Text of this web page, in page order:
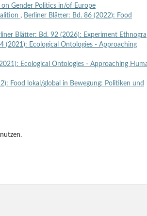
Gender Politics in/of Europe
, Berliner Blätter: Bd. 86 (2022): Food
Blätter: Bd. 92 (2026): Experiment
(2021): Ecological Ontologies - Approaching
Ecological Ontologies - Approaching
Food lokal/global in Bewegung: Politiken und